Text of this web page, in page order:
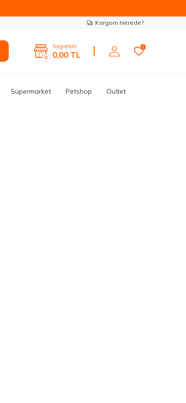
Kargom Nerede?
0
Sepetim
0,00 TL
0
Süpermarket Petshop Outlet